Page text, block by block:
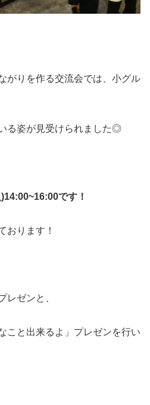
がりを作る交流会では、小グル
る姿が見受けられました◎
です！
おります！
レゼンと、
こと出来るよ」プレゼンを行い